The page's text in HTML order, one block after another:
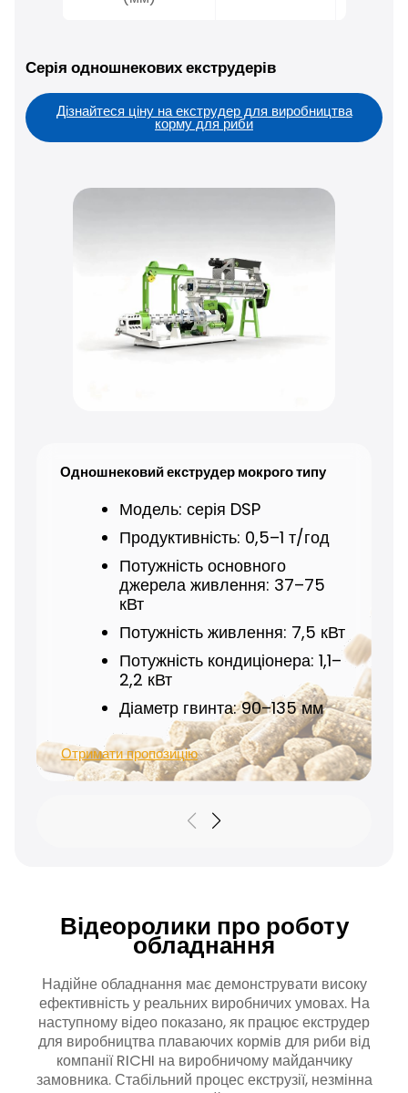
Серія одношнекових екструдерів
Дізнайтеся ціну на екструдер для виробництва
корму для риби
Одношнековий екструдер мокрого типу
Модель: серія DSP
Продуктивність: 0,5–1 т/год
Потужність основного
джерела живлення: 37–75
кВт
Потужність живлення: 7,5 кВт
Потужність кондиціонера: 1,1–
2,2 кВт
Діаметр гвинта: 90–135 мм
Отримати пропозицію
Модель: серія DGP
Продуктивність: 0,2–1 т/год
Потужність: 37–90 кВт
Потужність живлення: 0,75–3
кВт
Діаметр гвинта: 90–160 мм
Отримати пропозицію
Відеоролики про роботу
обладнання
Надійне обладнання має демонструвати високу
ефективність у реальних виробничих умовах. На
наступному відео показано, як працює екструдер
для виробництва плаваючих кормів для риби від
компанії RICHI на виробничому майданчику
замовника. Стабільний процес екструзії, незмінна